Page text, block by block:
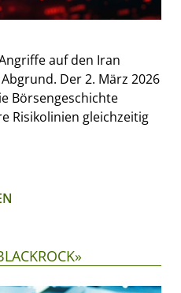
auf den Iran
Der 2. März 2026
Börsengeschichte
Risikolinien gleichzeitig